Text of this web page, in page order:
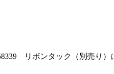
リボンタック（別売り